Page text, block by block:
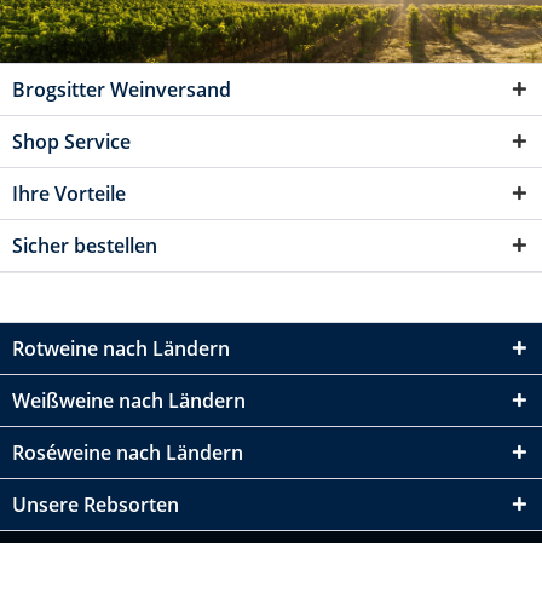
Brogsitter Weinversand
Shop Service
Ihre Vorteile
Sicher bestellen
Rotweine nach Ländern
Weißweine nach Ländern
Roséweine nach Ländern
Unsere Rebsorten